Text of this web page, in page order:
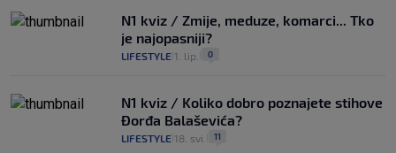
N1 kviz / Zmije, meduze, komarci... Tko
je najopasniji?
LIFESTYLE 1. lip. 0
N1 kviz / Koliko dobro poznajete stihove
Đorđa Balaševića?
LIFESTYLE 18. svi. 11